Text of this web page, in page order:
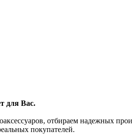
для Вас.
отбираем надежных
покупателей.